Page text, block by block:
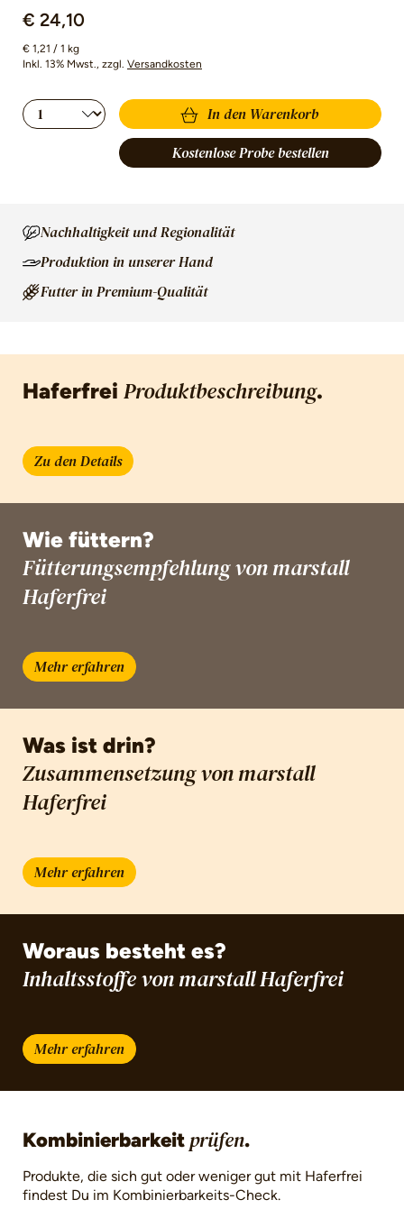
€ 24,10
€ 1,21 / 1 kg
Inkl. 13% Mwst., zzgl. Versandkosten
Produkt Anzahl: Gib den gewünschten
In den Warenkorb
Kostenlose Probe bestellen
Nachhaltigkeit und Regionalität
Produktion in unserer Hand
Futter in Premium-Qualität
Haferfrei Produktbeschreibung.
Zu den Details
Wie füttern?
Fütterungsempfehlung von marstall
Haferfrei
Mehr erfahren
Was ist drin?
Zusammensetzung von marstall
Haferfrei
Mehr erfahren
Woraus besteht es?
Inhaltsstoffe von marstall Haferfrei
Mehr erfahren
Kombinierbarkeitprüfen.
Produkte, die sich gut oder weniger gut mit Haferfrei
findest Du im Kombinierbarkeits-Check.